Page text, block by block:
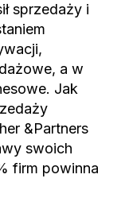
sprzedaży i
a w
Jak
&Partners
swoich
firm powinna